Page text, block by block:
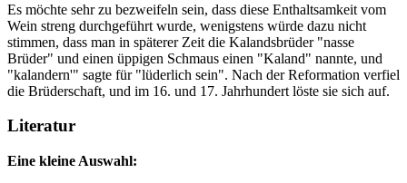
Es möchte sehr zu bezweifeln sein, dass diese Enthaltsamkeit vom
Wein streng durchgeführt wurde, wenigstens würde dazu nicht
stimmen, dass man in späterer Zeit die Kalandsbrüder "nasse
Brüder" und einen üppigen Schmaus einen "Kaland" nannte, und
"kalandern'" sagte für "lüderlich sein". Nach der Reformation verfiel
die Brüderschaft, und im 16. und 17. Jahrhundert löste sie sich auf.
Literatur
Eine kleine Auswahl: